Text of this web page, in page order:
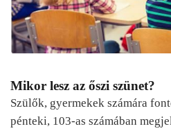
Mikor lesz az őszi szünet?
Szülők, gyermekek számára
pénteki, 103-as számában